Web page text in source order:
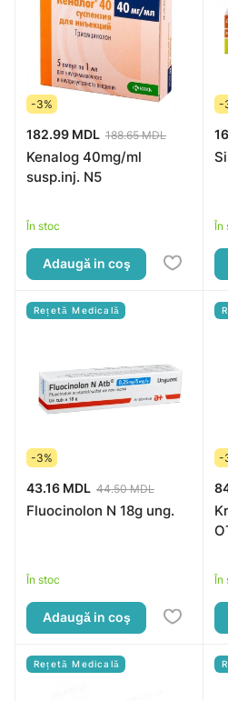
-3%
182.99 MDL 188.65 MDL
Kenalog 40mg/ml
susp.inj. N5
În stoc
Adaugă in coş
-
În
Rețetă Medicală
-3%
43.16 MDL 44.50 MDL
Fluocinolon N 18g ung.
În stoc
Adaugă in coş
-
În
Rețetă Medicală